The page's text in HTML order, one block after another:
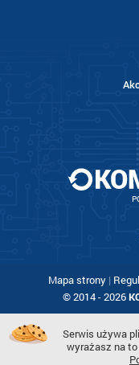
Mapa strony |
© 2014 - 2026
Serwis używa
wyrażasz na